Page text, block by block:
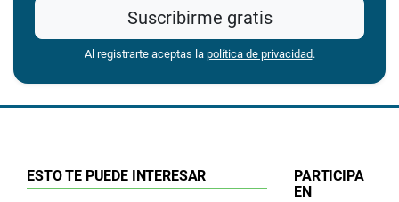
Suscribirme gratis
Al registrarte aceptas la política de privacidad.
ESTO TE PUEDE INTERESAR
PARTICIPA
EN